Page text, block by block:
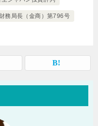
務局長（金商）第796号